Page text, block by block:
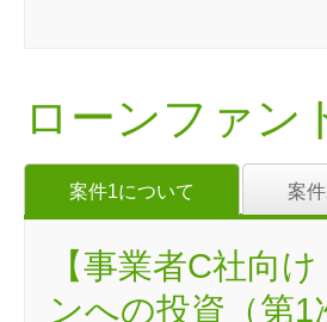
ローンファン
案件1について 案
【事業者C社向
ンへの投資（第1